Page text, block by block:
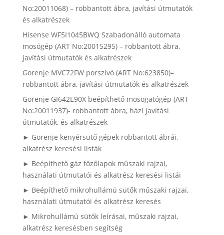
No:20011068) – robbantott ábra, javítási útmutatók
és alkatrészek
Hisense WF5I1045BWQ Szabadonálló automata
mosógép (ART No:20015295) – robbantott ábra,
javítási útmutatók és alkatrészek
Gorenje MVC72FW porszívó (ART No:623850)–
robbantott ábra, javítási útmutatók és alkatrészek
Gorenje GI642E90X beépíthető mosogatógép (ART
No:20011937)- robbantott ábra, házi javítási
útmutatók, és alkatrészek
► Gorenje kenyérsütő gépek robbantott ábrái,
alkatrész keresési listák
► Beépíthető gáz főzőlapok műszaki rajzai,
használati útmutatói és alkatrész keresési listái
► Beépíthető mikrohullámú sütők műszaki rajzai,
használati útmutatói és alkatrész keresés
► Mikrohullámú sütők leírásai, műszaki rajzai,
alkatrész keresésben segítség